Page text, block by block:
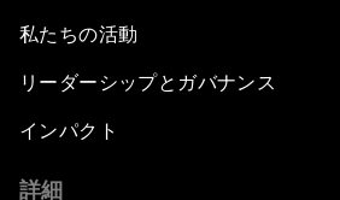
私たちの活動
リーダーシップとガバナンス
インパクト
詳細